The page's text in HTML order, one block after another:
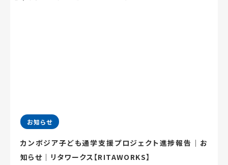
お知らせ
カンボジア子ども通学支援プロジェクト進捗報告｜お
知らせ｜リタワークス【RITAWORKS】